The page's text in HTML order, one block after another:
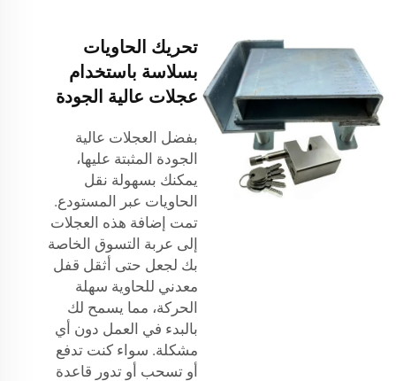
تحريك الحاويات
بسلاسة باستخدام
عجلات عالية الجودة
بفضل العجلات عالية
الجودة المثبتة عليها،
يمكنك بسهولة نقل
الحاويات عبر المستودع.
تمت إضافة هذه العجلات
إلى عربة التسوق الخاصة
بك لجعل حتى أثقل قفل
معدني للحاوية سهلة
الحركة، مما يسمح لك
بالبدء في العمل دون أي
مشكلة. سواء كنت تدفع
أو تسحب أو تدور قاعدة